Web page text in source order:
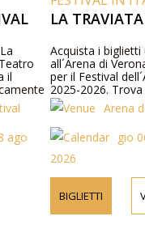
il
del
ago
LA
Acquista i biglietti
all´Arena di
per il Festival
2025-2026.
programma e i
Arena
gio
2026
BIGLIETTI